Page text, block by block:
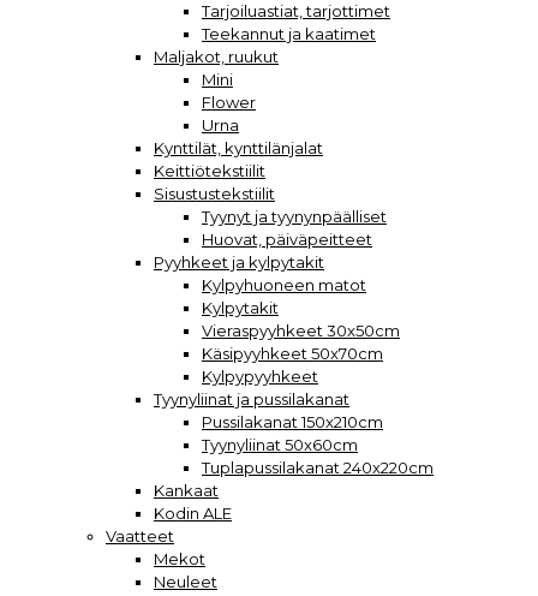
Tarjoiluastiat, tarjottimet
Teekannut ja kaatimet
Maljakot, ruukut
Mini
Flower
Urna
Kynttilät, kynttilänjalat
Keittiötekstiilit
Sisustustekstiilit
Tyynyt ja tyynynpäälliset
Huovat, päiväpeitteet
Pyyhkeet ja kylpytakit
Kylpyhuoneen matot
Kylpytakit
Vieraspyyhkeet 30x50cm
Käsipyyhkeet 50x70cm
Kylpypyyhkeet
Tyynyliinat ja pussilakanat
Pussilakanat 150x210cm
Tyynyliinat 50x60cm
Tuplapussilakanat 240x220cm
Kankaat
Kodin ALE
Vaatteet
Mekot
Neuleet